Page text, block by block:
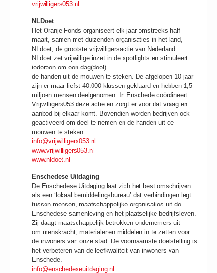
vrijwilligers053.nl
NLDoet
Het Oranje Fonds organiseert elk jaar omstreeks half
maart, samen met duizenden organisaties in het land,
NLdoet; de grootste vrijwilligersactie van Nederland.
NLdoet zet vrijwillige inzet in de spotlights en stimuleert
iedereen om een dag(deel)
de handen uit de mouwen te steken. De afgelopen 10 jaar
zijn er maar liefst 40.000 klussen geklaard en hebben 1,5
miljoen mensen deelgenomen. In Enschede coördineert
Vrijwilligers053 deze actie en zorgt er voor dat vraag en
aanbod bij elkaar komt. Bovendien worden bedrijven ook
geactiveerd om deel te nemen en de handen uit de
mouwen te steken.
info@vrijwilligers053.nl
www.vrijwilligers053.nl
www.nldoet.nl
Enschedese Uitdaging
De Enschedese Uitdaging laat zich het best omschrijven
als een ‘lokaal bemiddelingsbureau’ dat verbindingen legt
tussen mensen, maatschappelijke organisaties uit de
Enschedese samenleving en het plaatselijke bedrijfsleven.
Zij daagt maatschappelijk betrokken ondernemers uit
om menskracht, materialenen middelen in te zetten voor
de inwoners van onze stad. De voornaamste doelstelling is
het verbeteren van de leefkwaliteit van inwoners van
Enschede.
info@enschedeseuitdaging.nl